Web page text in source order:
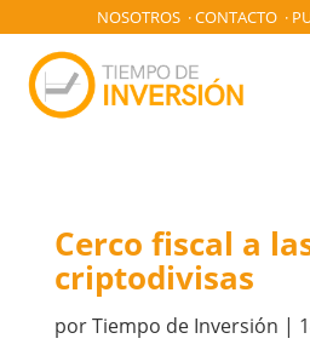
NOSOTROS ·CONTACTO ·
Cerco fiscal a
criptodivisas
porTiempo de Inversión |